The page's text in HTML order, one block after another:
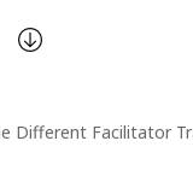
Different Facilitator